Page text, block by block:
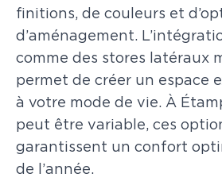
finitions, de couleurs et
d’aménagement.
comme des stores latéraux
permet de créer un espace
à votre mode de vie. À
peut être variable, ces
garantissent un confort
de l’année.